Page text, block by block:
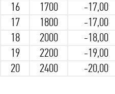
16
1700 -17,00
17
1800 -17,00
18
2000 -18,00
19
2200 -19,00
20
2400 -20,00